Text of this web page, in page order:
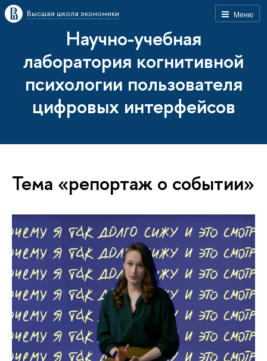
Меню
Высшая школа экономики
Научно-учебная
лаборатория когнитивной
психологии пользователя
цифровых интерфейсов
Тема «репортаж о событии»